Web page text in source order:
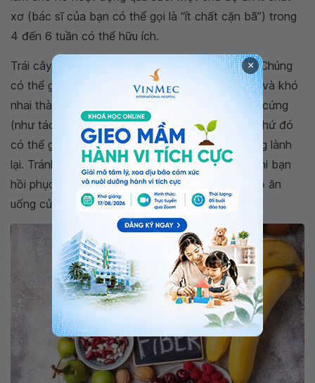
xơ (bác sĩ của bạn có thể gọi là “ít chất cặn bã”) trong
4 đến 6 tuần có thể hữu ích.
Trái cây và rau chưa nấu chín có nhiều chất xơ. Chúng
có thể giòn (như cà rốt) hoặc dai (như cần tây) và khó
nhai thành từng miếng nhỏ. Chúng có thể có vỏ cứng
(như táo) hoặc hạt khó tiêu hóa. Tất cả những thứ đó
có thể gây kích ứng ruột già của bạn khi nó đang lành
lại. Tránh những thực phẩm này trong vài tuần khi bạn
hồi phục, sau đó, từ từ thêm chúng trở lại chế độ ăn
uống của bạn.
×